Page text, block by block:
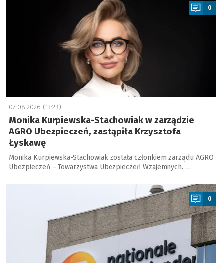
0
07.08.2026 (13:28)
Monika Kurpiewska-Stachowiak w zarządzie
AGRO Ubezpieczeń, zastąpiła Krzysztofa
Łyskawę
Monika Kurpiewska-Stachowiak została członkiem zarządu AGRO
Ubezpieczeń – Towarzystwa Ubezpieczeń Wzajemnych. …
0